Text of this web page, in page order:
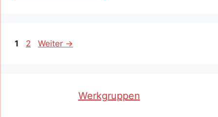
Seite
1 Seite
2 Weiter →
Werkgruppen